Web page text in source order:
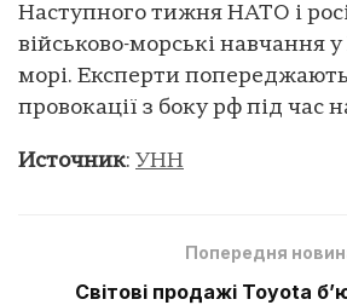
Наступного тижня НАТО і
військово-морські навчання
морі. Експерти
провокації з боку рф під час
Источник: УНН
Попередня
Світові продажі Toyota